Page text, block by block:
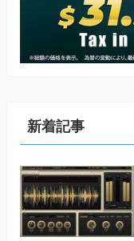
新着記事